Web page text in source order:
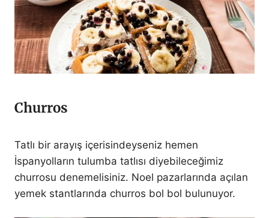
Churros
Tatlı bir arayış içerisindeyseniz hemen
İspanyolların tulumba tatlısı diyebileceğimiz
churrosu denemelisiniz. Noel pazarlarında açılan
yemek stantlarında churros bol bol bulunuyor.